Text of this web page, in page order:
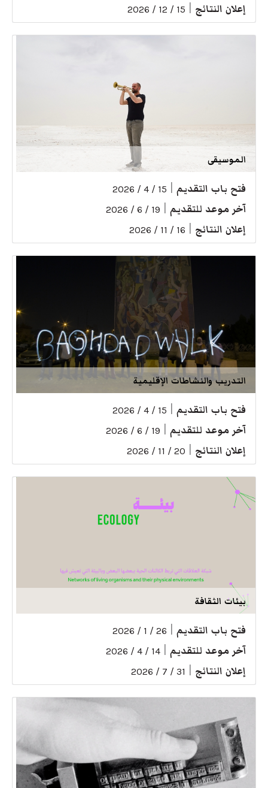
إعلان النتائج 15 / 12 / 2026
الموسيقى
فتح باب التقديم 15 / 4 / 2026
آخر موعد للتقديم 19 / 6 / 2026
إعلان النتائج 16 / 11 / 2026
التدريب والنشاطات الإقليمية
فتح باب التقديم 15 / 4 / 2026
آخر موعد للتقديم 19 / 6 / 2026
إعلان النتائج 20 / 11 / 2026
بيئات الثقافة
فتح باب التقديم 26 / 1 / 2026
آخر موعد للتقديم 14 / 4 / 2026
إعلان النتائج 31 / 7 / 2026